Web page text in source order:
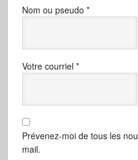
Nom ou pseudo *
Votre courriel *
Prévenez-moi de tous les
mail.